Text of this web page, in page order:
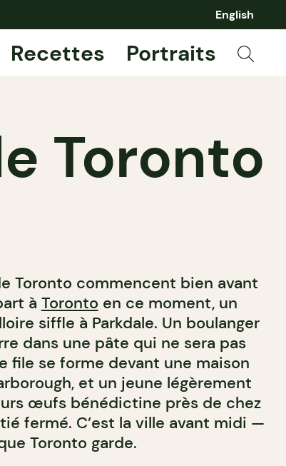
English
Recettes Portraits
Toronto
Toronto commencent bien avant
à Toronto en ce moment, un
siffle à Parkdale. Un boulanger
dans une pâte qui ne sera pas
file se forme devant une maison
et un jeune légèrement
œufs bénédictine près de chez
fermé. C’est la ville avant midi —
Toronto garde.